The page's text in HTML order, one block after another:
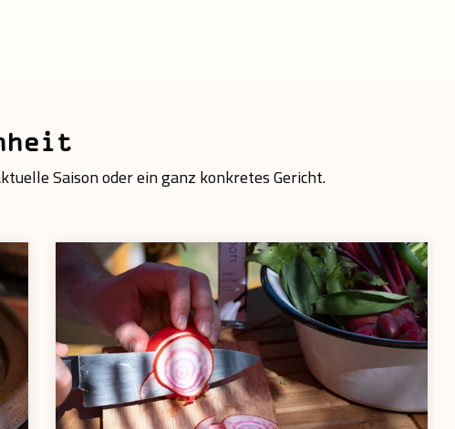
Saison oder ein ganz konkretes Gericht.